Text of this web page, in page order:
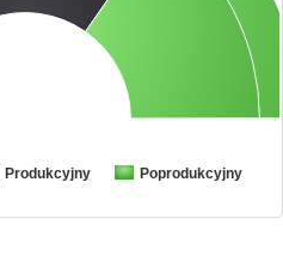
Produkcyjny Poprodukcyjny